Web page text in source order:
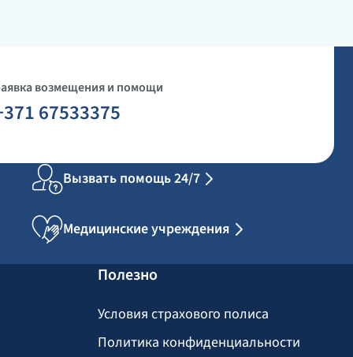
возмещения и помощи
67533375
Вызвать помощь 24/7
Медицинские учреждения
Полезно
Условия страхового полиса
Политика конфиденциальности